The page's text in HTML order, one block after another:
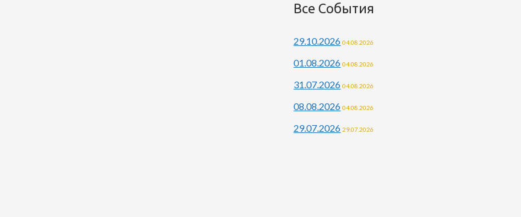
Все События
29.10.2026 04.08.2026
01.08.2026 04.08.2026
31.07.2026 04.08.2026
08.08.2026 04.08.2026
29.07.2026 29.07.2026